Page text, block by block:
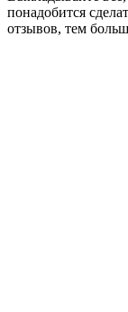
понадобится
отзывов, тем